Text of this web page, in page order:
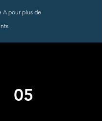
A pour plus de
05